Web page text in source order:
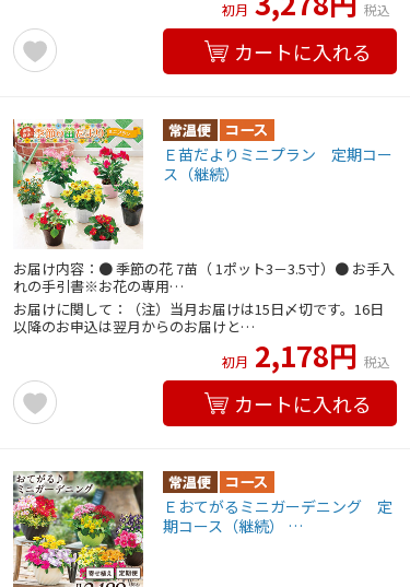
初月 税込
カートに入れる
Ｅ苗だよりミニプラン 定期コー
ス（継続）
お届け内容：● 季節の花 7苗（ 1ポット3－3.5寸）● お手入
れの手引書※お花の専用…
お届けに関して：（注）当月お届けは15日〆切です。16日
以降のお申込は翌月からのお届けと…
初月 2,178円 税込
カートに入れる
Ｅおてがるミニガーデニング 定
期コース（継続） …